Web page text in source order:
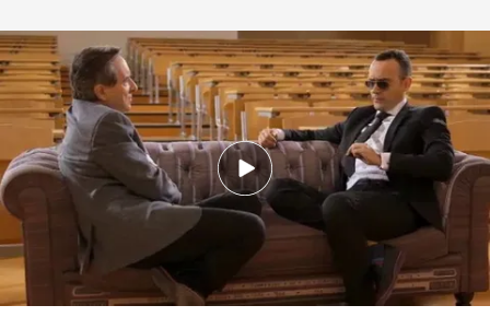
cuatro.com
02 MAR 2014 - 22:20h.
Compartir
Tú como periodista, me llama mucho la atención
que no estás en Twitter, ¿no te interesa?